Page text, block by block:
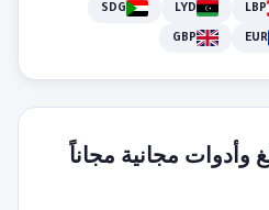
LBP
LYD
SDG
EUR
GBP
وأدوات مجانية مجاناً